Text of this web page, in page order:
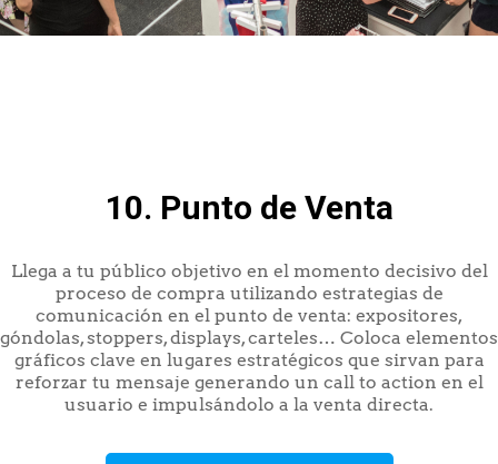
10. Punto de Venta
Llega a tu público objetivo en el momento decisivo del
proceso de compra utilizando estrategias de
comunicación en el punto de venta: expositores,
góndolas, stoppers, displays, carteles… Coloca elementos
gráficos clave en lugares estratégicos que sirvan para
reforzar tu mensaje generando un call to action en el
usuario e impulsándolo a la venta directa.